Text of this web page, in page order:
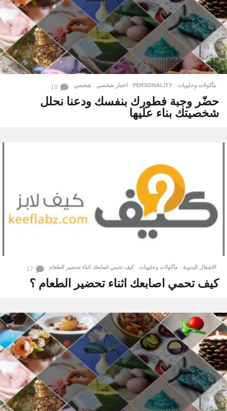
مأكولات وحلويات PERSONALITY
,
اختبار شخصي ,
شخصي 10
حضّر وجبة فطورك بنفسك ودعنا نحلل
شخصيتك بناء عليها
الاشغال اليدوية ,
مأكولات وحلويات كيف تحمي اصابعك اثناء تحضير الطعام 17
كيف تحمي اصابعك اثناء تحضير الطعام ؟